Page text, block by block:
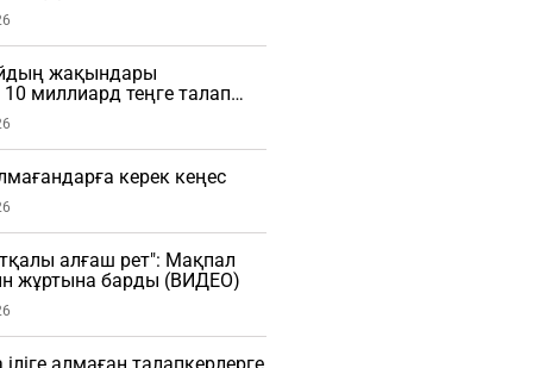
жақындары
миллиард теңге талап
керек кеңес
алғаш рет": Мақпал
жұртына барды (ВИДЕО)